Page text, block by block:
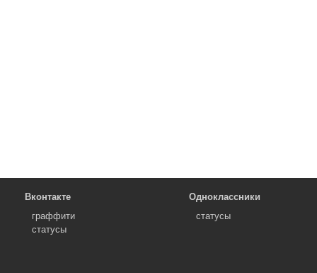
Вконтакте
граффити
статусы
Одноклассники
статусы